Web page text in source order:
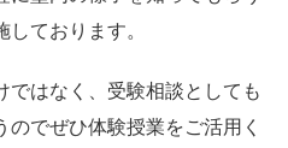
ております。
ではなく、受験相談としても
でぜひ体験授業をご活用く